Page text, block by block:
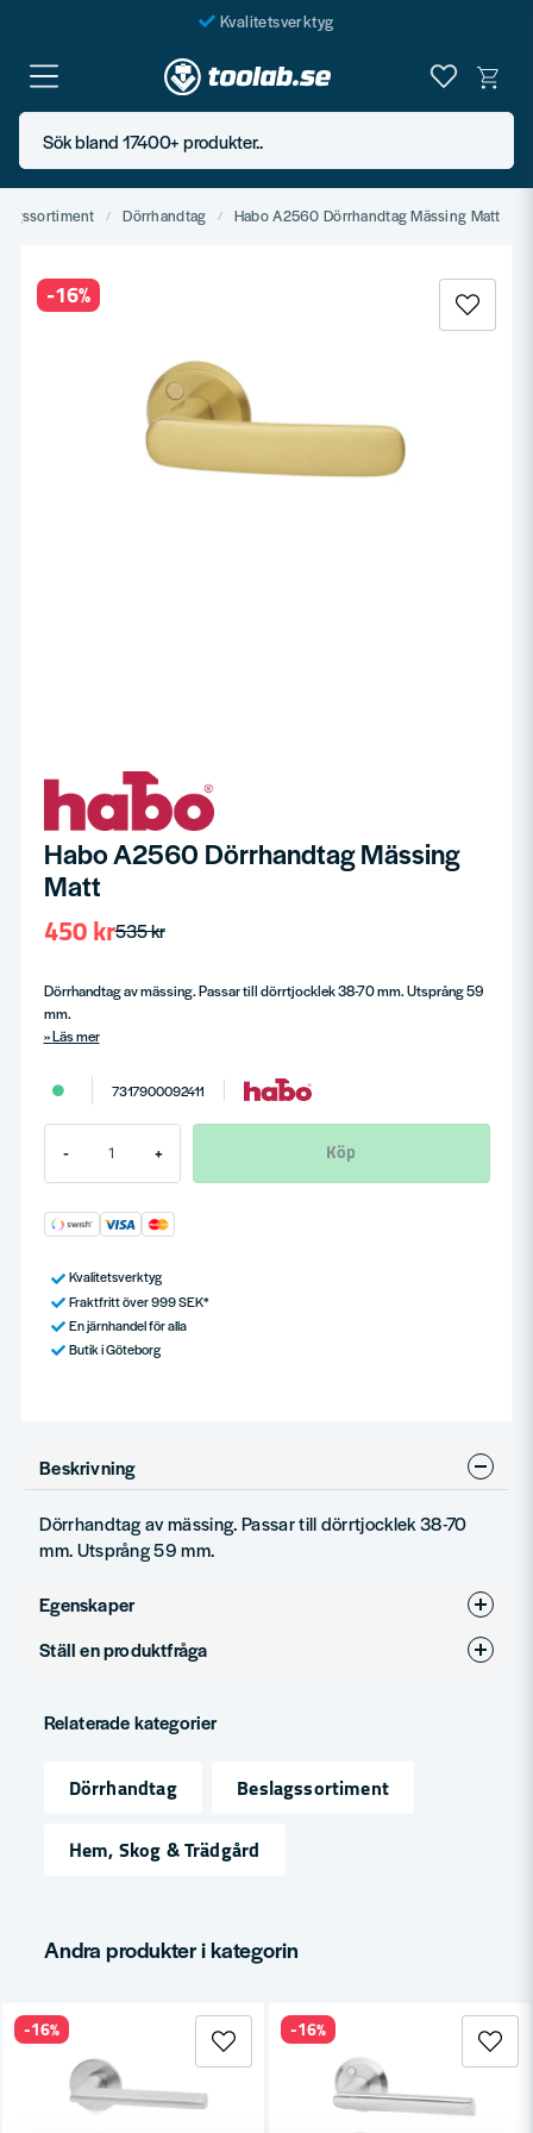
Kvalitetsverktyg
Fraktfritt över 999 SEK*
En järnhandel för alla
Butik i Göteborg
Sök bland 17400+ produkter..
Dörrhandtag Habo A2560 Dörrhandtag Mässing Matt
-16%
Habo A2560 Dörrhandtag Mässing
Matt
535 kr
450 kr
Dörrhandtag av mässing. Passar till dörrtjocklek 38-70 mm. Utsprång 59
mm.
Läs mer
7317900092411
- + Köp
Kvalitetsverktyg
Fraktfritt över 999 SEK*
En järnhandel för alla
Butik i Göteborg
Beskrivning
Dörrhandtag av mässing. Passar till dörrtjocklek 38-70
mm. Utsprång 59 mm.
Egenskaper
Produkttyp
Ställ en produktfråga
Fråga oss något om denna produkten...
Namn
Ja, ni får publicera min fråga
Relaterade kategorier
Dörrhandtag
Beslagssortiment
Hem, Skog & Trädgård
Andra produkter i kategorin
-16% -16%